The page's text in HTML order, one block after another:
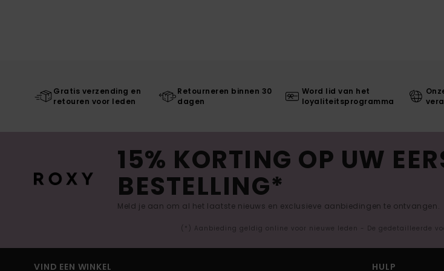
Gratis verzending en
retouren voor leden
Retourneren binnen 30
dagen
Word lid van het
loyaliteitsprogramma
15% KORTING OP UW
BESTELLING*
Meld je aan om al het laatste nieuws en exclusieve aanbiedingen te ontvangen.
(*) Aanbieding geldig online voor nieuwe leden - De gedetailleerde
VIND EEN WINKEL HULP